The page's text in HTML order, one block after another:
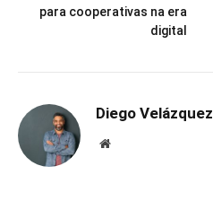
para cooperativas na era
digital
Diego Velázquez
Website